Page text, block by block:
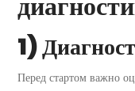
1)
Перед стартом важно